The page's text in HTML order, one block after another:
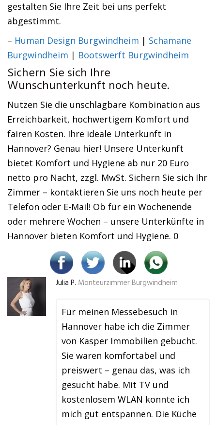
gestalten Sie Ihre Zeit bei uns perfekt
abgestimmt.
– Human Design Burgwindheim | Schamane
Burgwindheim | Bootswerft Burgwindheim
Sichern Sie sich Ihre
Wunschunterkunft noch heute.
Nutzen Sie die unschlagbare Kombination aus
Erreichbarkeit, hochwertigem Komfort und
fairen Kosten. Ihre ideale Unterkunft in
Hannover? Genau hier! Unsere Unterkunft
bietet Komfort und Hygiene ab nur 20 Euro
netto pro Nacht, zzgl. MwSt. Sichern Sie sich Ihr
Zimmer – kontaktieren Sie uns noch heute per
Telefon oder E-Mail! Ob für ein Wochenende
oder mehrere Wochen – unsere Unterkünfte in
Hannover bieten Komfort und Hygiene. 0
Julia P. Monteurzimmer Burgwindheim
Für meinen Messebesuch in
Hannover habe ich die Zimmer
von Kasper Immobilien gebucht.
Sie waren komfortabel und
preiswert – genau das, was ich
gesucht habe. Mit TV und
kostenlosem WLAN konnte ich
mich gut entspannen. Die Küche